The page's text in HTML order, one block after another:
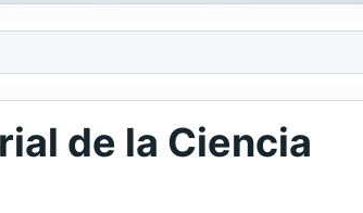
de la Ciencia